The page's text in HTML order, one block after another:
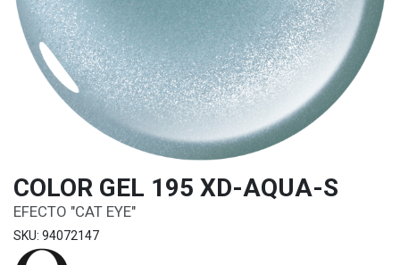
COLOR GEL 195 XD-AQUA-S
EFECTO "CAT EYE"
SKU: 94072147